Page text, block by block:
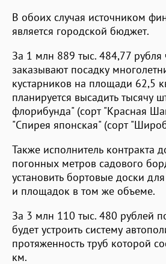
В обоих случая источником
является городской бюджет.
За 1 млн 889 тыс. 484,77 рубля
заказывают посадку
кустарников на площади 62,5
планируется высадить тысячу
флорибунда" (сорт "Красная
"Спирея японская" (сорт
Также исполнитель контракта
погонных метров садового
установить бортовые доски
и площадок в том же объеме.
За 3 млн 110 тыс. 480 рублей
будет устроить систему
протяженность труб которой
км.